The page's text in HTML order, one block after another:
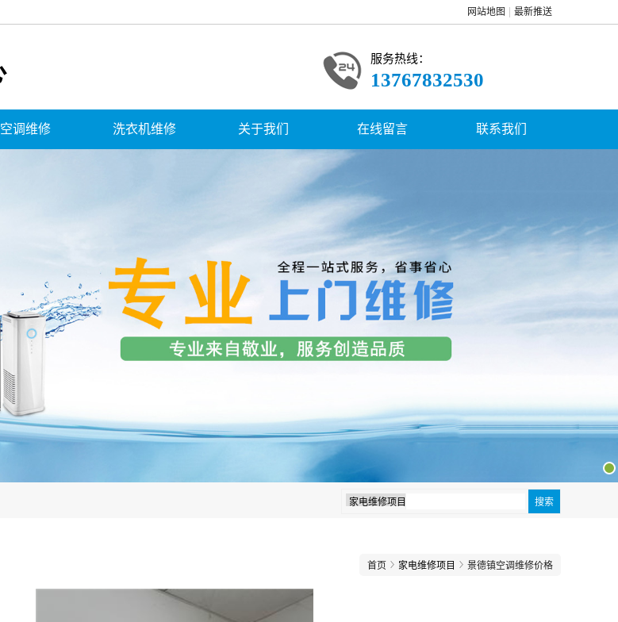
网站地图 最新推送
服务热线：
13767832530
空调维修 洗衣机维修 关于我们 在线留言 联系我们
首页 家电维修项目 景德镇空调维修价格